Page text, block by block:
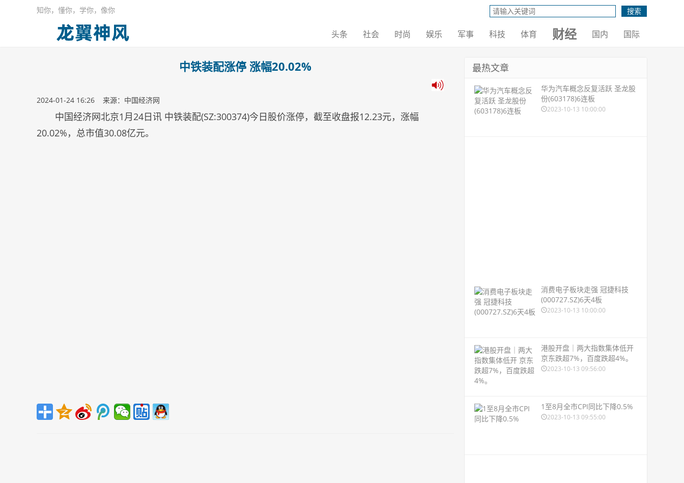
知你，懂你，学你，像你
头条 社会 时尚 娱乐 军事 科技 体育 财经 国内 国际
中铁装配涨停 涨幅20.02%
2024-01-24 16:26 来源：中国经济网
中国经济网北京1月24日讯 中铁装配(SZ:300374)今日股价涨停，截至收盘报12.23元，涨幅
20.02%，总市值30.08亿元。
最热文章
华为汽车概念反复活跃 圣龙股
份(603178)6连板
2023-10-13 10:00:00
消费电子板块走强 冠捷科技
(000727.SZ)6天4板
2023-10-13 10:00:00
港股开盘｜两大指数集体低开
京东跌超7%，百度跌超4%。
2023-10-13 09:56:00
1至8月全市CPI同比下降0.5%
2023-10-13 09:55:00